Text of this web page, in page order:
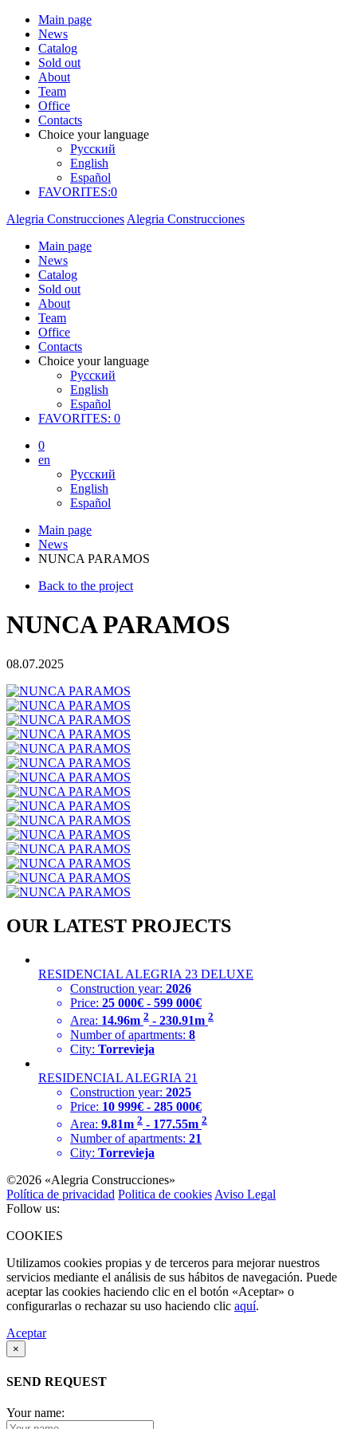
Main page
News
Catalog
Sold out
About
Team
Office
Contacts
Choice your language
Русский
English
Español
FAVORITES:0
Alegria Construcciones Alegria Construcciones
Main page
News
Catalog
Sold out
About
Team
Office
Contacts
Choice your language
Русский
English
Español
FAVORITES: 0
0
en
Русский
English
Español
Main page
News
NUNCA PARAMOS
Back to the project
NUNCA PARAMOS
08.07.2025
OUR LATEST PROJECTS
RESIDENCIAL ALEGRIA 23 DELUXE
Construction year: 2026
Price: 25 000€ - 599 000€
Area: 14.96m 2 - 230.91m 2
Number of apartments: 8
City: Torrevieja
RESIDENCIAL ALEGRIA 21
Construction year: 2025
Price: 10 999€ - 285 000€
Area: 9.81m 2 - 177.55m 2
Number of apartments: 21
City: Torrevieja
©2026 «Alegria Construcciones»
Política de privacidad Politica de cookies Aviso Legal
Follow us:
COOKIES
Utilizamos cookies propias y de terceros para mejorar nuestros
servicios mediante el análisis de sus hábitos de navegación. Puede
aceptar las cookies haciendo clic en el botón «Aceptar» o
configurarlas o rechazar su uso haciendo clic aquí.
Aceptar
×
SEND REQUEST
Your name: